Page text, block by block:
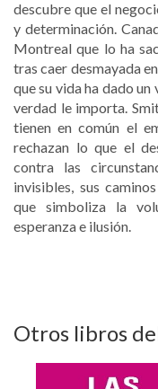
descubre que el
y determinación.
Montreal que lo ha
tras caer desmayada
que su vida ha dado
verdad le importa.
tienen en común el
rechazan lo que el
contra las
invisibles, sus
que simboliza la
esperanza e ilusión.
Otros libros